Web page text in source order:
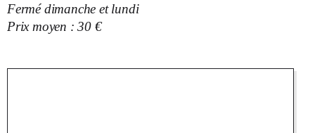
Fermé dimanche et lundi
Prix moyen : 30 €